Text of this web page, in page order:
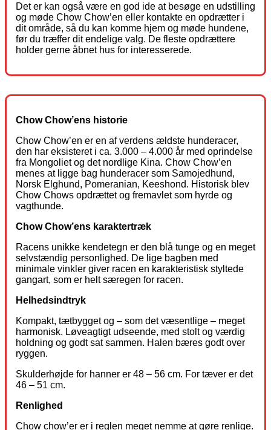
Det er kan også være en god ide at besøge en udstilling
og møde Chow Chow’en eller kontakte en opdrætter i
dit område, så du kan komme hjem og møde hundene,
før du træffer dit endelige valg. De fleste opdrættere
holder gerne åbnet hus for interesserede.
Chow Chow’ens historie
Chow Chow’en er en af verdens ældste hunderacer,
den har eksisteret i ca. 3.000 – 4.000 år med oprindelse
fra Mongoliet og det nordlige Kina. Chow Chow’en
menes at ligge bag hunderacer som Samojedhund,
Norsk Elghund, Pomeranian, Keeshond. Historisk blev
Chow Chows opdrættet og fremavlet som hyrde og
vagthunde.
Chow Chow’ens karaktertræk
Racens unikke kendetegn er den blå tunge og en meget
selvstændig personlighed. De lige bagben med
minimale vinkler giver racen en karakteristisk styltede
gangart, som er helt særegen for racen.
Helhedsindtryk
Kompakt, tætbygget og – som det væsentlige – meget
harmonisk. Løveagtigt udseende, med stolt og værdig
holdning og godt sat sammen. Halen bæres godt over
ryggen.
Skulderhøjde for hanner er 48 – 56 cm. For tæver er det
46 – 51 cm.
Renlighed
Chow chow’er er i reglen meget nemme at gøre renlige.